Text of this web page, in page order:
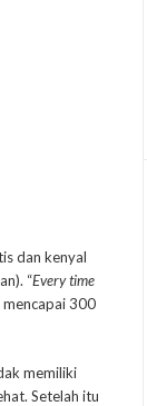
dan kenyal
“Every time
mencapai 300
memiliki
Setelah itu